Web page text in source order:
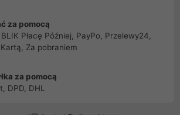
za pomocą
Płacę Później, PayPo, Przelewy24,
Za pobraniem
za pomocą
DPD, DHL